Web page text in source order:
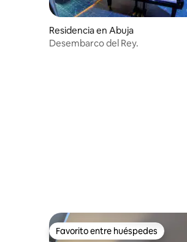
Residencia en Abuja
Desembarco del Rey.
Favorito entre huéspedes
Favorito entre huéspedes